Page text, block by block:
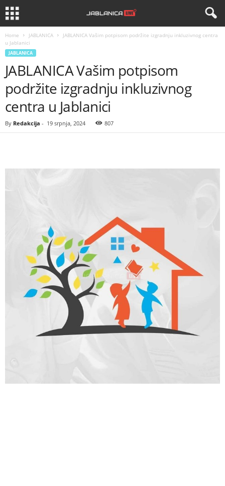
Home JABLANICA
JABLANICA Vašim potpisom podržite izgradnju inkluzivnog centra
u Jablanici
JABLANICA
JABLANICA Vašim potpisom
podržite izgradnju inkluzivnog
centra u Jablanici
By Redakcija - 19 srpnja, 2024 807